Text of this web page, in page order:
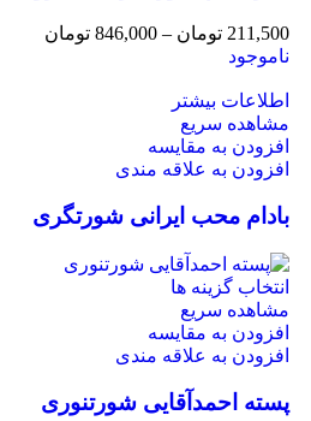
211,500 تومان –
846,000 تومان
ناموجود
اطلاعات بیشتر
مشاهده سریع
افزودن به مقایسه
افزودن به علاقه مندی
بادام محب ایرانی شورتگری
انتخاب گزینه ها
مشاهده سریع
افزودن به مقایسه
افزودن به علاقه مندی
پسته احمدآقایی شورتنوری